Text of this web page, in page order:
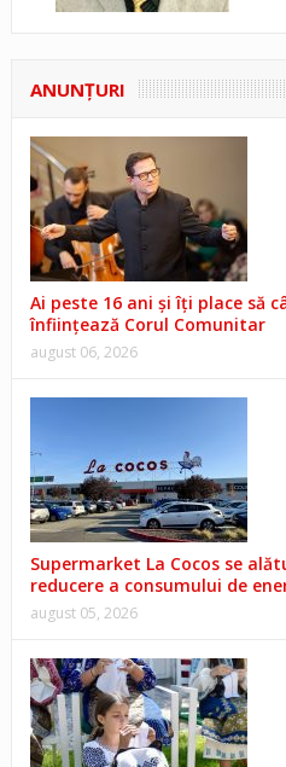
ANUNŢURI
Ai peste 16 ani și îți place să
înființează Corul Comunitar
august 06, 2026
Supermarket La Cocos se
reducere a consumului de
august 05, 2026